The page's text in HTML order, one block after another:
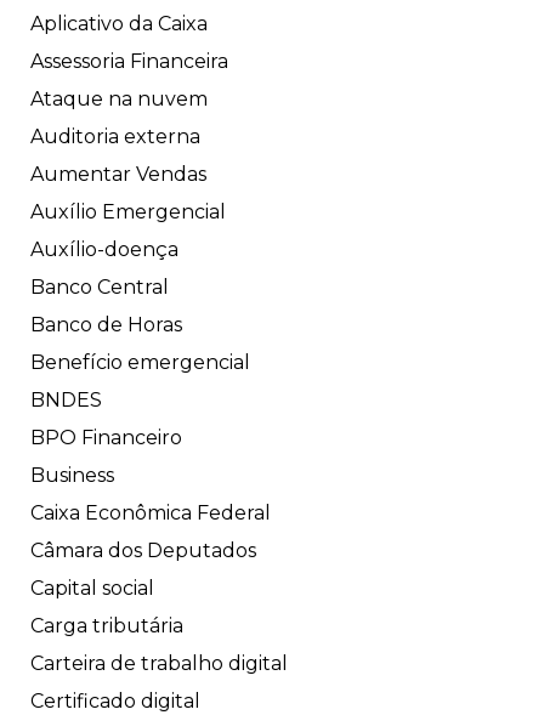
Aplicativo da Caixa
Assessoria Financeira
Ataque na nuvem
Auditoria externa
Aumentar Vendas
Auxílio Emergencial
Auxílio-doença
Banco Central
Banco de Horas
Benefício emergencial
BNDES
BPO Financeiro
Business
Caixa Econômica Federal
Câmara dos Deputados
Capital social
Carga tributária
Carteira de trabalho digital
Certificado digital